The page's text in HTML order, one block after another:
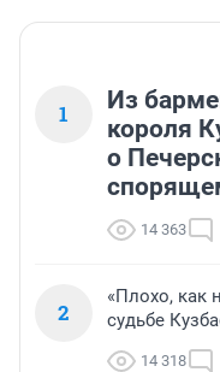
1
Из
короля
о
14 363
2
«Плохо, как
судьбе
14 318